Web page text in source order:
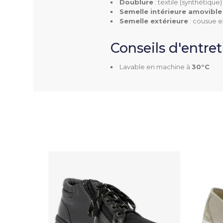
Doublure : textile (synthétique)
Semelle intérieure amovible
Semelle extérieure : cousue
Conseils
Lavable en machine à 30°C
Hauteur De Talon
Dessus
Doublure
Mentions Obligatoires